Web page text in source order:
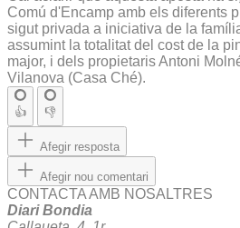
Comú d'Encamp amb els diferents
sigut privada a iniciativa de la
assumint la totalitat del cost de la
major, i dels propietaris Antoni
Vilanova (Casa Ché).
👍 👎
Afegir resposta
Afegir nou comentari
CONTACTA AMB NOSALTRES
Diari Bondia